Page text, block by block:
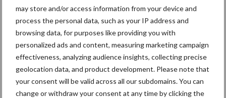
may store and/or access information from your device and
process the personal data, such as your IP address and
browsing data, for purposes like providing you with
personalized ads and content, measuring marketing campaign
effectiveness, analyzing audience insights, collecting precise
geolocation data, and product development. Please note that
your consent will be valid across all our subdomains. You can
change or withdraw your consent at any time by clicking the